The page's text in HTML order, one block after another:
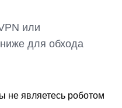
или
для обхода
не являетесь роботом